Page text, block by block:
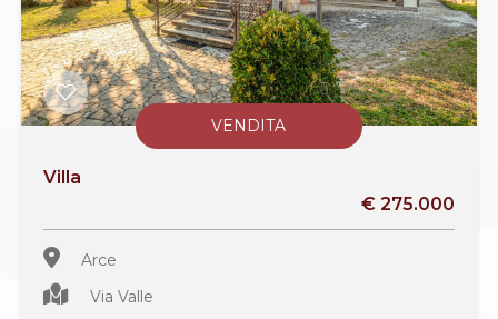
VENDITA
Villa
€ 275.000
Arce
Via Valle